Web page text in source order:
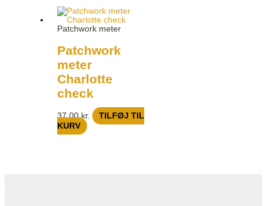
Patchwork meter
Patchwork
meter
Charlotte
check
37,00kr.
TILFØJ TIL
KURV